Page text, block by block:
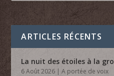
ARTICLES RÉCENTS
La nuit des étoiles à la
6 Août 2026 |A portée de voix